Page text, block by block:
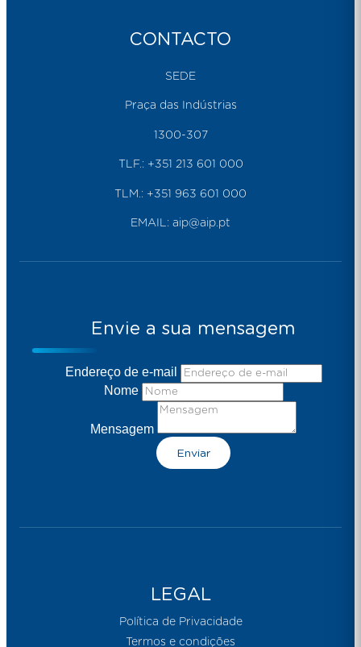
CONTACTO
SEDE
Praça das Indústrias
1300-307
TLF.: +351 213 601 000
TLM.: +351 963 601 000
EMAIL: aip@aip.pt
Envie a sua mensagem
Endereço de e-mail
Nome
Mensagem
Enviar
LEGAL
Política de Privacidade
Termos e condições